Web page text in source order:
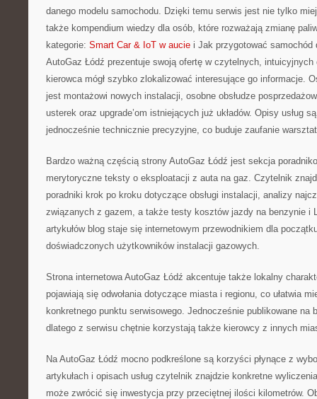
danego modelu samochodu. Dzięki temu serwis jest nie tylko
także kompendium wiedzy dla osób, które rozważają zmianę
kategorie: Smart Car & IoT w aucie i Jak przygotować samochód
AutoGaz Łódź prezentuje swoją ofertę w czytelnych, intuicyjnych
kierowca mógł szybko zlokalizować interesujące go informacje.
jest montażowi nowych instalacji, osobne obsłudze
usterek oraz upgrade’om istniejących już układów. Opisy usług
jednocześnie technicznie precyzyjne, co buduje zaufanie
Bardzo ważną częścią strony AutoGaz Łódź jest sekcja
merytoryczne teksty o eksploatacji z auta na gaz. Czytelnik
poradniki krok po kroku dotyczące obsługi instalacji, analizy
związanych z gazem, a także testy kosztów jazdy na benzynie i
artykułów blog staje się internetowym przewodnikiem dla
doświadczonych użytkowników instalacji gazowych.
Strona internetowa AutoGaz Łódź akcentuje także lokalny
pojawiają się odwołania dotyczące miasta i regionu, co ułatwia
konkretnego punktu serwisowego. Jednocześnie publikowane na
dlatego z serwisu chętnie korzystają także kierowcy z innych
Na AutoGaz Łódź mocno podkreślone są korzyści płynące z
artykułach i opisach usług czytelnik znajdzie konkretne
może zwrócić się inwestycja przy przeciętnej ilości kilometrów.